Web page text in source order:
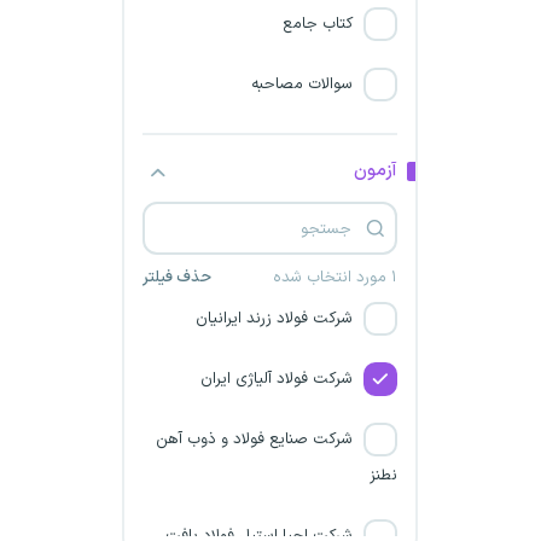
کتاب جامع
سوالات مصاحبه
آزمون
۱ مورد انتخاب شده حذف فیلتر
شرکت فولاد کاوه اروند
سازمان هدفمندی یارانه ها
شرکت فولاد غدیر نی ریز
مرکز اورژانس تهران
شرکت فولاد زرند ایرانیان
شرکت فولاد آلیاژی ایران
شرکت صنایع فولاد و ذوب آهن
نطنز
شرکت احیا استیل فولاد بافت